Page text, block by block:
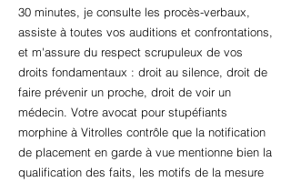
30 minutes, je consulte les procès-verbaux,
assiste à toutes vos auditions et confrontations,
et m'assure du respect scrupuleux de vos
droits fondamentaux : droit au silence, droit de
faire prévenir un proche, droit de voir un
médecin. Votre avocat pour stupéfiants
morphine à Vitrolles contrôle que la notification
de placement en garde à vue mentionne bien la
qualification des faits, les motifs de la mesure